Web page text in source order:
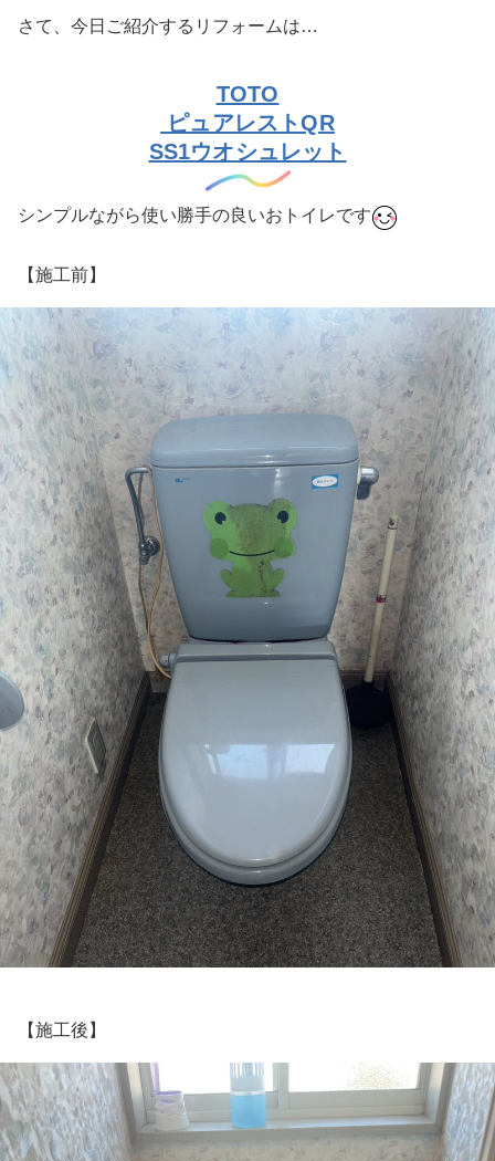
さて、今日ご紹介するリフォームは…
TOTO
ピュアレストQR
SS1ウオシュレット
シンプルながら使い勝手の良いおトイレです
【施工前】
【施工後】